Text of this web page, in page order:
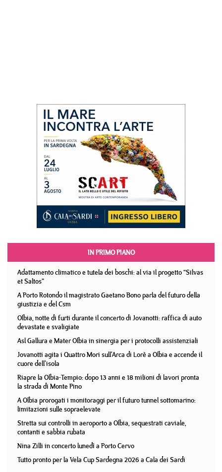
IN PRIMO PIANO
Adattamento climatico e tutela dei boschi: al via il progetto “Silvas
et Saltos”
A Porto Rotondo il magistrato Gaetano Bono parla del futuro della
giustizia e del Csm
Olbia, notte di furti durante il concerto di Jovanotti: raffica di auto
devastate e svaligiate
Asl Gallura e Mater Olbia in sinergia per i protocolli assistenziali
Jovanotti agita i Quattro Mori sull'Arca di Lorè a Olbia e accende il
cuore dell'isola
Riapre la Olbia-Tempio: dopo 13 anni e 18 milioni di lavori pronta
la strada di Monte Pino
A Olbia prorogati i monitoraggi per il futuro tunnel sottomarino:
limitazioni sulle sopraelevate
Stretta sui controlli in aeroporto a Olbia, sequestrati caviale,
contanti e sabbia rubata
Nina Zilli in concerto lunedì a Porto Cervo
Tutto pronto per la Vela Cup Sardegna 2026 a Cala dei Sardi